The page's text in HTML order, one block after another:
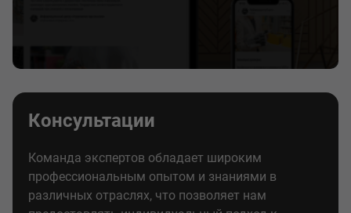
Консультации
Команда экспертов обладает широким
профессиональным опытом и знаниями в
различных отраслях, что позволяет нам